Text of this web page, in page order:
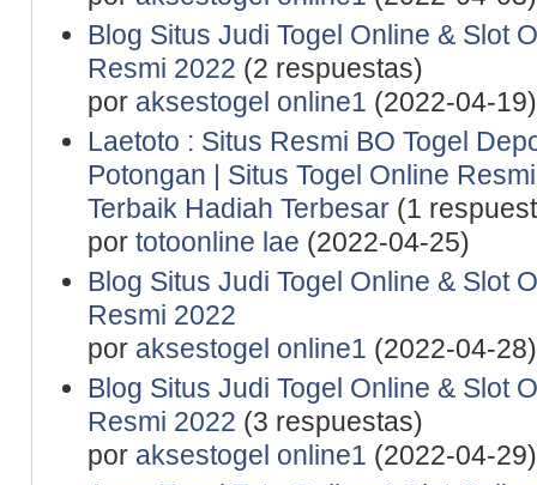
Blog Situs Judi Togel Online & Slot
Resmi 2022 (2 respuestas)
por aksestogel online1 (2022-04-19)
Laetoto : Situs Resmi BO Togel
Potongan | Situs Togel Online
Terbaik Hadiah Terbesar(1
por totoonline lae (2022-04-25)
Blog Situs Judi Togel Online & Slot
Resmi 2022
por aksestogel online1 (2022-04-28)
Blog Situs Judi Togel Online & Slot
Resmi 2022 (3 respuestas)
por aksestogel online1 (2022-04-29)